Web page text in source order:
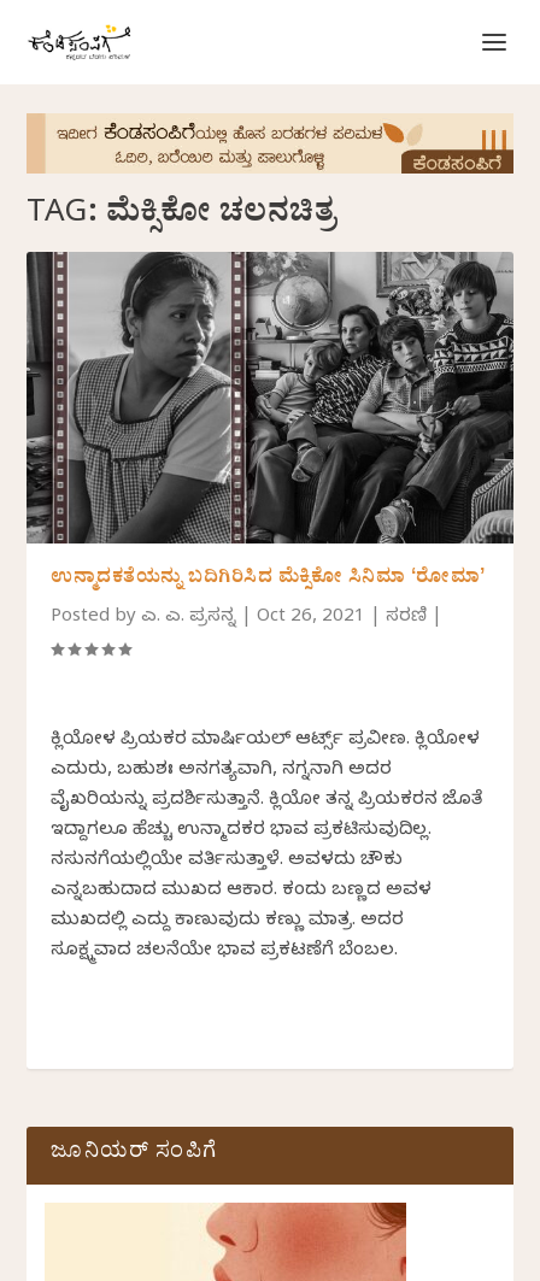
TAG: ಮೆಕ್ಸಿಕೋ ಚಲನಚಿತ್ರ
ಉನ್ಮಾದಕತೆಯನ್ನು ಬದಿಗಿರಿಸಿದ ಮೆಕ್ಸಿಕೋ ಸಿನಿಮಾ ʻರೋಮಾʼ
Posted byಎ. ಎನ್. ಪ್ರಸನ್ನ |Oct 26, 2021 |ಸರಣಿ
ಕ್ಲಿಯೋಳ ಪ್ರಿಯಕರ ಮಾರ್ಷಿಯಲ್ ಆರ್ಟ್ಸ್‌ ಪ್ರವೀಣ. ಕ್ಲಿಯೋಳ
ಎದುರು, ಬಹುಶಃ ಅನಗತ್ಯವಾಗಿ, ನಗ್ನನಾಗಿ ಅದರ
ವೈಖರಿಯನ್ನು ಪ್ರದರ್ಶಿಸುತ್ತಾನೆ. ಕ್ಲಿಯೋ ತನ್ನ ಪ್ರಿಯಕರನ ಜೊತೆ
ಇದ್ದಾಗಲೂ ಹೆಚ್ಚು ಉನ್ಮಾದಕರ ಭಾವ ಪ್ರಕಟಿಸುವುದಿಲ್ಲ.
ನಸುನಗೆಯಲ್ಲಿಯೇ ವರ್ತಿಸುತ್ತಾಳೆ. ಅವಳದು ಚೌಕು
ಎನ್ನಬಹುದಾದ ಮುಖದ ಆಕಾರ. ಕಂದು ಬಣ್ಣದ ಅವಳ
ಮುಖದಲ್ಲಿ ಎದ್ದು ಕಾಣುವುದು ಕಣ್ಣು ಮಾತ್ರ. ಅದರ
ಸೂಕ್ಷ್ಮವಾದ ಚಲನೆಯೇ ಭಾವ ಪ್ರಕಟಣೆಗೆ ಬೆಂಬಲ.
ಜೂನಿಯರ್ ಸಂಪಿಗೆ